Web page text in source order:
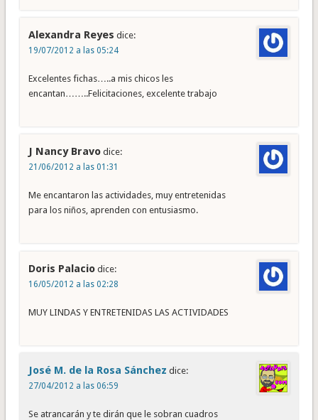
Alexandra Reyes dice:
19/07/2012 a las 05:24
Excelentes fichas…..a mis chicos les
encantan……..Felicitaciones, excelente trabajo
J Nancy Bravo dice:
21/06/2012 a las 01:31
Me encantaron las actividades, muy entretenidas
para los niños, aprenden con entusiasmo.
Doris Palacio dice:
16/05/2012 a las 02:28
MUY LINDAS Y ENTRETENIDAS LAS ACTIVIDADES
José M. de la Rosa Sánchez dice:
27/04/2012 a las 06:59
Se atrancarán y te dirán que le sobran cuadros